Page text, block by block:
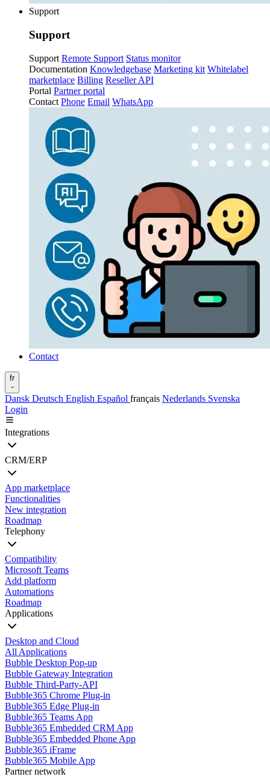
Support
Support
Support Remote Support Status monitor
Documentation Knowledgebase Marketing kit Whitelabel
marketplace Billing Reseller API
Portal Partner portal
Contact Phone Email WhatsApp
Contact
fr
Dansk Deutsch English Español français Nederlands Svenska
Login
Integrations
CRM/ERP
App marketplace
Functionalities
New integration
Roadmap
Telephony
Compatibility
Microsoft Teams
Add platform
Automations
Roadmap
Applications
Desktop and Cloud
All Applications
Bubble Desktop Pop-up
Bubble Gateway Integration
Bubble Third-Party-API
Bubble365 Chrome Plug-in
Bubble365 Edge Plug-in
Bubble365 Teams App
Bubble365 Embedded CRM App
Bubble365 Embedded Phone App
Bubble365 iFrame
Bubble365 Mobile App
Partner network